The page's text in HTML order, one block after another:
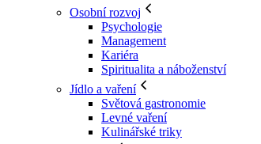
Osobní rozvoj
Psychologie
Management
Kariéra
Spiritualita a náboženství
Jídlo a vaření
Světová gastronomie
Levné vaření
Kulinářské triky